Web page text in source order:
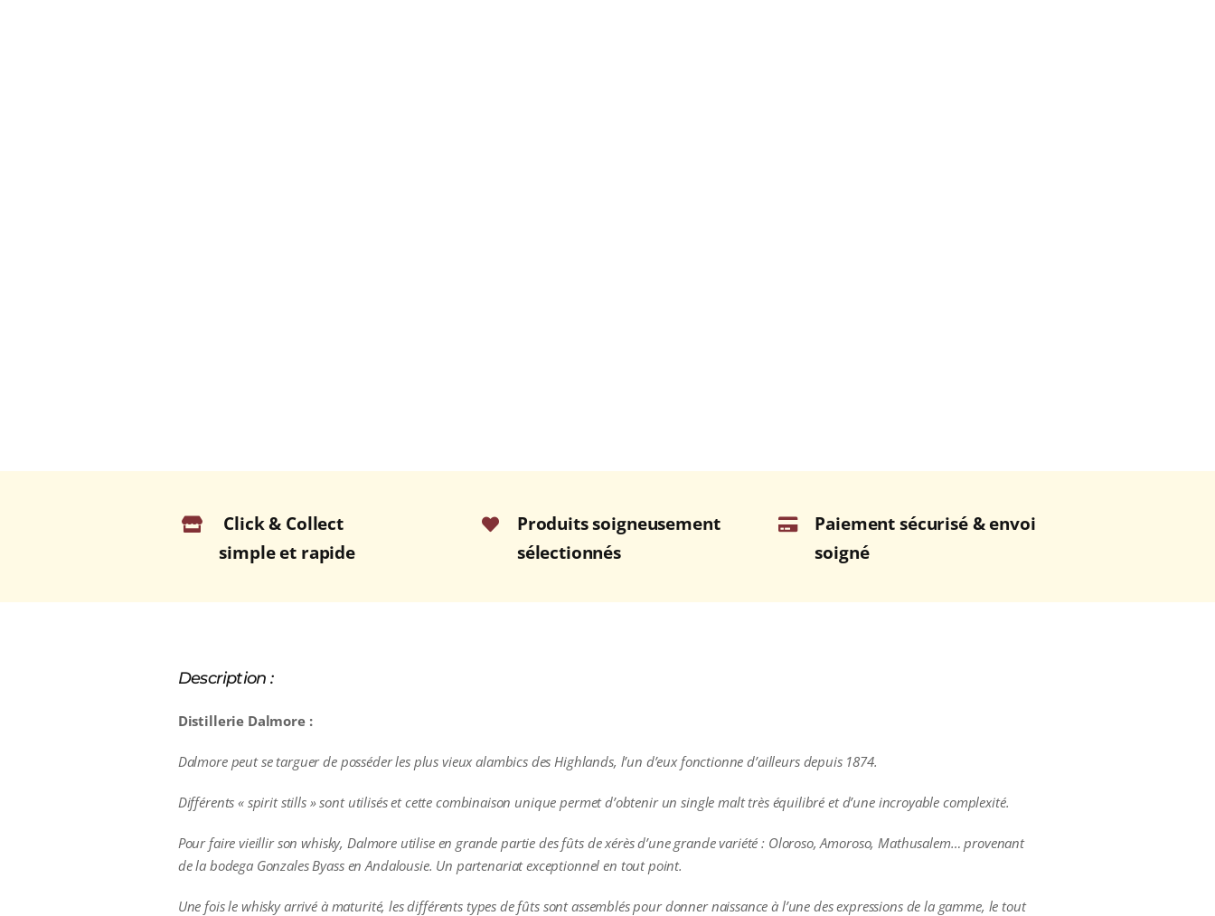
Click & Collect
simple et rapide
Produits soigneusement
sélectionnés
Paiement sécurisé & envoi
soigné
Description :
Distillerie Dalmore :
Dalmore peut se targuer de posséder les plus vieux alambics des Highlands, l’un d’eux fonctionne d’ailleurs depuis 1874.
Différents « spirit stills » sont utilisés et cette combinaison unique permet d’obtenir un single malt très équilibré et d’une incroyable complexité.
Pour faire vieillir son whisky, Dalmore utilise en grande partie des fûts de xérès d’une grande variété : Oloroso, Amoroso, Mathusalem… provenant
de la bodega Gonzales Byass en Andalousie. Un partenariat exceptionnel en tout point.
Une fois le whisky arrivé à maturité, les différents types de fûts sont assemblés pour donner naissance à l’une des expressions de la gamme, le tout